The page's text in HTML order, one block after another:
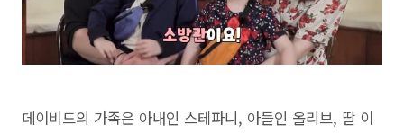
데이비드의 가족은 아내인 스테파니, 아들인 올리브, 딸 이